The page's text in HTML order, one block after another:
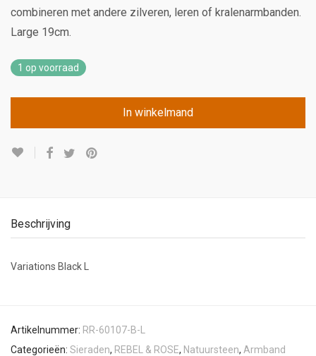
combineren met andere zilveren, leren of kralenarmbanden.
Large 19cm.
1 op voorraad
In winkelmand
Beschrijving
Variations Black L
Artikelnummer: RR-60107-B-L
Categorieën: Sieraden, REBEL & ROSE, Natuursteen, Armband